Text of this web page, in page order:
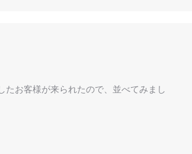
たお客様が来られたので、並べてみまし